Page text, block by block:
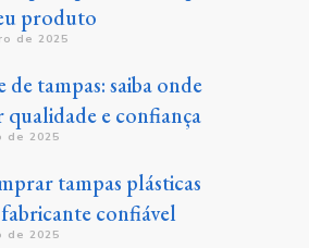
produto
de 2025
de tampas: saiba onde
e confiança
de 2025
tampas plásticas
confiável
de 2025